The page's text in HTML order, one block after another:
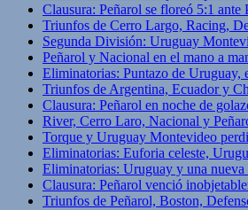
Clausura: Peñarol se floreó 5:1 ante
Triunfos de Cerro Largo, Racing,
Segunda División: Uruguay
Peñarol y Nacional en el mano a
Eliminatorias: Puntazo de Uruguay,
Triunfos de Argentina, Ecuador y
Clausura: Peñarol en noche de
River, Cerro Laro, Nacional y
Torque y Uruguay Montevideo
Eliminatorias: Euforia celeste,
Eliminatorias: Uruguay y una
Clausura: Peñarol venció
Triunfos de Peñarol, Boston,